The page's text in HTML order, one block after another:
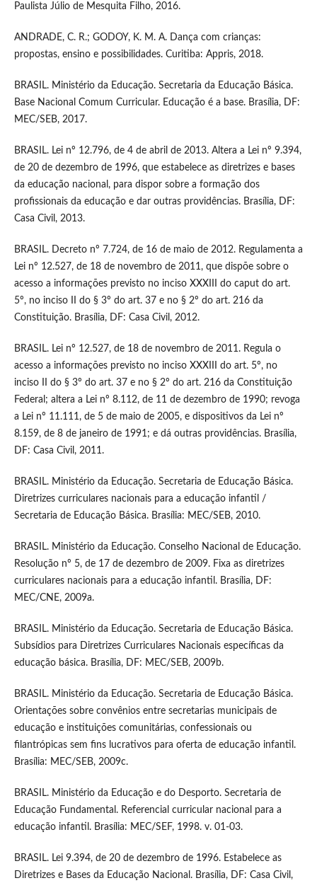
Paulista Júlio de Mesquita Filho, 2016.
ANDRADE, C. R.; GODOY, K. M. A. Dança com crianças:
propostas, ensino e possibilidades. Curitiba: Appris, 2018.
BRASIL. Ministério da Educação. Secretaria da Educação Básica.
Base Nacional Comum Curricular. Educação é a base. Brasília, DF:
MEC/SEB, 2017.
BRASIL. Lei nº 12.796, de 4 de abril de 2013. Altera a Lei nº 9.394,
de 20 de dezembro de 1996, que estabelece as diretrizes e bases
da educação nacional, para dispor sobre a formação dos
profissionais da educação e dar outras providências. Brasília, DF:
Casa Civil, 2013.
BRASIL. Decreto nº 7.724, de 16 de maio de 2012. Regulamenta a
Lei nº 12.527, de 18 de novembro de 2011, que dispõe sobre o
acesso a informações previsto no inciso XXXIII do caput do art.
5º, no inciso II do § 3º do art. 37 e no § 2º do art. 216 da
Constituição. Brasília, DF: Casa Civil, 2012.
BRASIL. Lei nº 12.527, de 18 de novembro de 2011. Regula o
acesso a informações previsto no inciso XXXIII do art. 5º, no
inciso II do § 3º do art. 37 e no § 2º do art. 216 da Constituição
Federal; altera a Lei nº 8.112, de 11 de dezembro de 1990; revoga
a Lei nº 11.111, de 5 de maio de 2005, e dispositivos da Lei nº
8.159, de 8 de janeiro de 1991; e dá outras providências. Brasília,
DF: Casa Civil, 2011.
BRASIL. Ministério da Educação. Secretaria de Educação Básica.
Diretrizes curriculares nacionais para a educação infantil /
Secretaria de Educação Básica. Brasília: MEC/SEB, 2010.
BRASIL. Ministério da Educação. Conselho Nacional de Educação.
Resolução nº 5, de 17 de dezembro de 2009. Fixa as diretrizes
curriculares nacionais para a educação infantil. Brasília, DF:
MEC/CNE, 2009a.
BRASIL. Ministério da Educação. Secretaria de Educação Básica.
Subsídios para Diretrizes Curriculares Nacionais específicas da
educação básica. Brasília, DF: MEC/SEB, 2009b.
BRASIL. Ministério da Educação. Secretaria de Educação Básica.
Orientações sobre convênios entre secretarias municipais de
educação e instituições comunitárias, confessionais ou
filantrópicas sem fins lucrativos para oferta de educação infantil.
Brasília: MEC/SEB, 2009c.
BRASIL. Ministério da Educação e do Desporto. Secretaria de
Educação Fundamental. Referencial curricular nacional para a
educação infantil. Brasília: MEC/SEF, 1998. v. 01-03.
BRASIL. Lei 9.394, de 20 de dezembro de 1996. Estabelece as
Diretrizes e Bases da Educação Nacional. Brasília, DF: Casa Civil,